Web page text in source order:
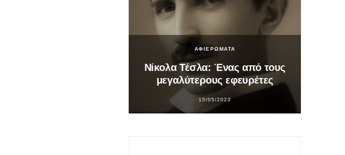
ΑΦΙΕΡΩΜΑΤΑ
Νίκολα Τέσλα: Ένας από τους
μεγαλύτερους εφευρέτες
15/05/2023